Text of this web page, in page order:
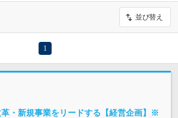
並び替え
1
・新規事業をリードする【経営企画】※